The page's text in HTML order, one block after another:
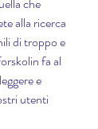
che
alla ricerca
di troppo e
fa al
e
utenti